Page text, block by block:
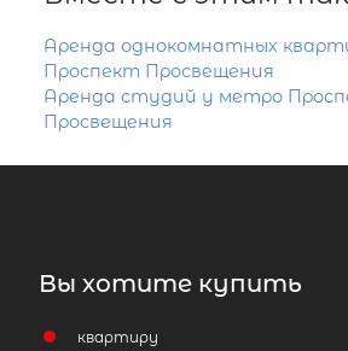
Аренда однокомнатных
Проспект Просвещения
Аренда студий у метро
Просвещения
Вы хотите купить
квартиру